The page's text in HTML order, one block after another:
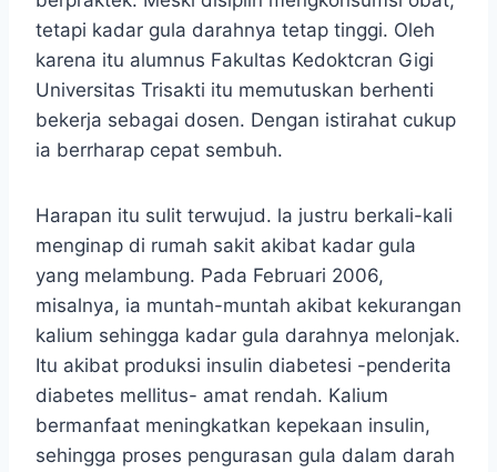
tetapi kadar gula darahnya tetap tinggi. Oleh
karena itu alumnus Fakultas Kedoktcran Gigi
Universitas Trisakti itu memutuskan berhenti
bekerja sebagai dosen. Dengan istirahat cukup
ia berrharap cepat sembuh.
Harapan itu sulit terwujud. la justru berkali-kali
menginap di rumah sakit akibat kadar gula
yang melambung. Pada Februari 2006,
misalnya, ia muntah-muntah akibat kekurangan
kalium sehingga kadar gula darahnya melonjak.
Itu akibat produksi insulin diabetesi -penderita
diabetes mellitus- amat rendah. Kalium
bermanfaat meningkatkan kepekaan insulin,
sehingga proses pengurasan gula dalam darah